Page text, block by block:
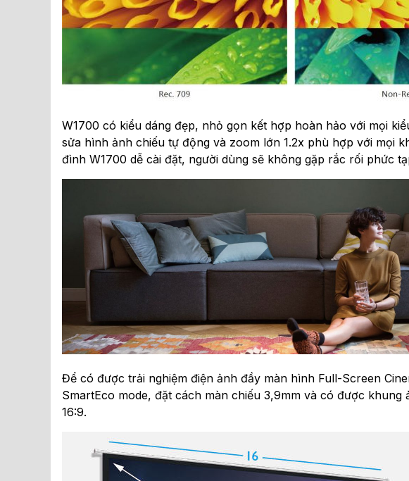
W1700 có kiểu dáng đẹp, nhỏ gọn kết hợp hoàn hảo với mọi
sửa hình ảnh chiếu tự động và zoom lớn 1.2x phù hợp với mọi
đình W1700 dễ cài đặt, người dùng sẽ không gặp rắc rối phức
Để có được trải nghiệm điện ảnh đầy màn hình Full-Screen
SmartEco mode, đặt cách màn chiếu 3,9mm và có được
16:9.